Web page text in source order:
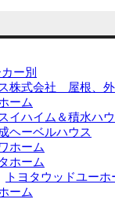
ー別
株式会社 屋根、外
ーム
イハイム＆積水ハ
ヘーベルハウス
ホーム
ホーム
トヨタウッドユーホ
ーム